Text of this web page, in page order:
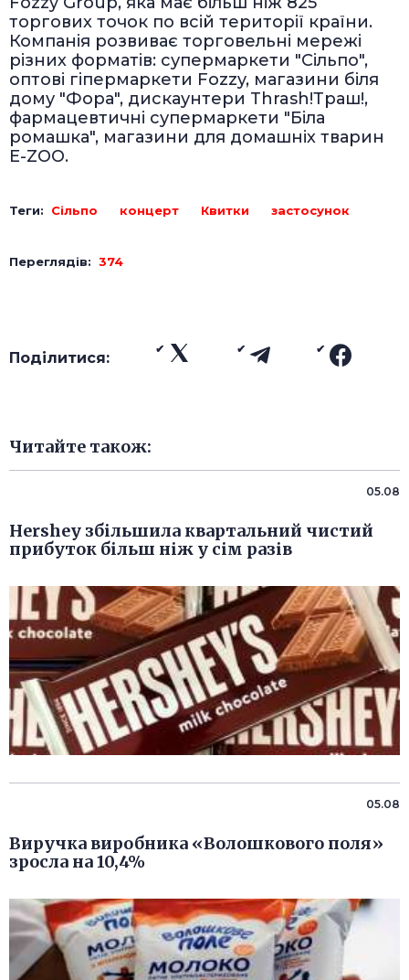
торгових точок по всій території країни.
Компанія розвиває торговельні мережі
різних форматів: супермаркети "Сільпо",
оптові гіпермаркети Fozzy, магазини біля
дому "Фора", дискаунтери Thrash!Траш!,
фармацевтичні супермаркети "Біла
ромашка", магазини для домашніх тварин
E-ZOO.
Теги: Сільпо концерт Квитки застосунок
Переглядів: 374
Поділитися:
Читайте також:
05.08
Hershey збільшила квартальний чистий
прибуток більш ніж у сім разів
05.08
Виручка виробника «Волошкового поля»
зросла на 10,4%